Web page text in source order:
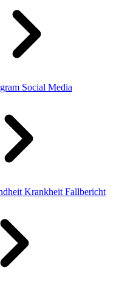
Social Media
Krankheit Fallbericht